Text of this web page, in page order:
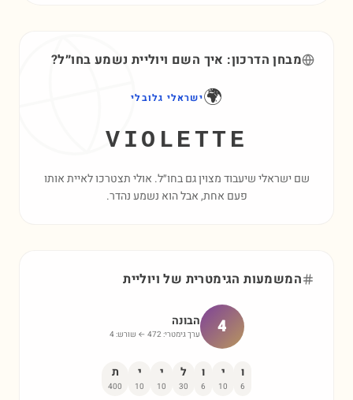
מבחן הדרכון: איך השם ויוליית נשמע בחו״ל?
🌍ישראלי גלובלי
VIOLETTE
שם ישראלי שיעבוד מצוין גם בחו״ל. אולי תצטרכו לאיית אותו
פעם אחת, אבל הוא נשמע נהדר.
המשמעות הגימטרית של ויוליית
4 הבונה
ערך גימטרי:472 ← שורש: 4
ו
6
י
10
ו
6
ל
30
י
10
י
10
ת
400